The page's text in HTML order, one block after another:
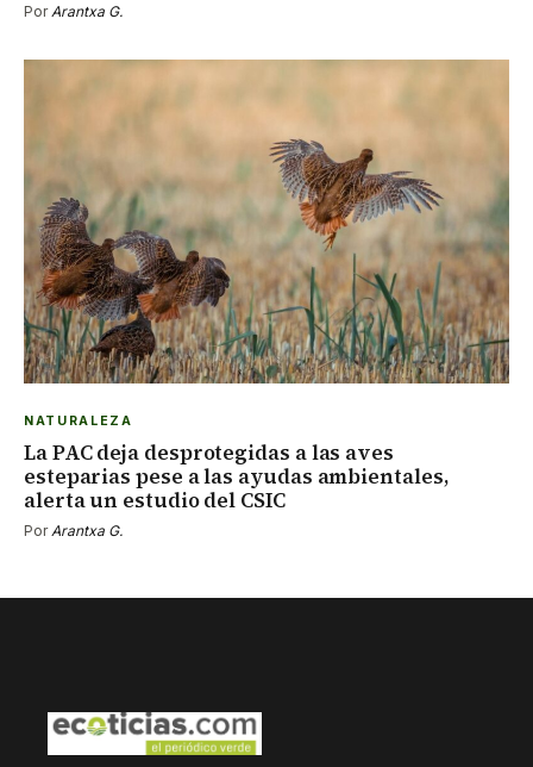
PorArantxa G.
NATURALEZA
La PAC deja desprotegidas a las aves
esteparias pese a las ayudas ambientales,
alerta un estudio del CSIC
PorArantxa G.